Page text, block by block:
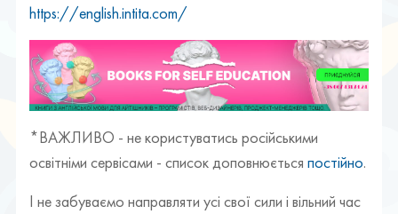
https://english.intita.com/
*ВАЖЛИВО - не користуватись російськими
освітніми сервісами - список доповнюється постійно.
І не забуваємо направляти усі свої сили і вільний час